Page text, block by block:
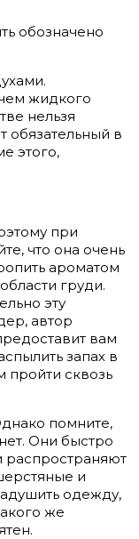
обозначено
жидкого
нельзя
обязательный в
этого,
при
что она очень
ароматом
груди.
эту
автор
вам
запах в
пройти сквозь
помните,
Они быстро
распространяют
и
одежду,
же